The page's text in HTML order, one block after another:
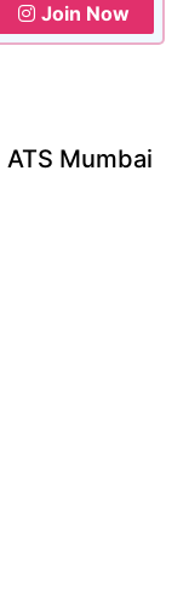
Join Now
ATS Mumbai